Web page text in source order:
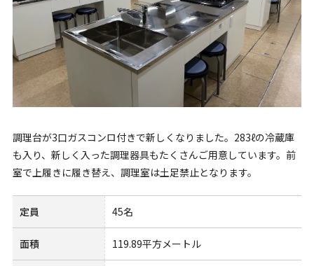
調理台が3口ガスコンロ付きで新しくなりました。283ℓの冷蔵庫
も入り、新しく入った調理器具もたくさんご用意しています。前
室で上履きに履き替え、調理室は土足禁止となります。
定員 45名
面積 119.89平方メートル